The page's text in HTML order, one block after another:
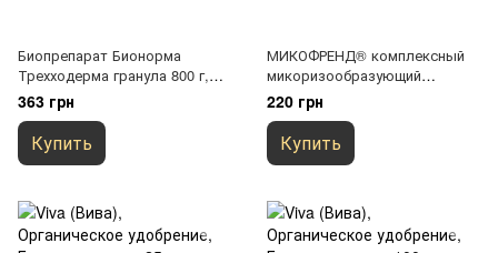
Биопрепарат Бионорма
Трехходерма гранула 800 г,
защита от грибковых
болезней, для всех культур
363 грн
Купить
МИКОФРЕНД® комплексный
микоризообразующий
биопрепарат
220 грн
Купить